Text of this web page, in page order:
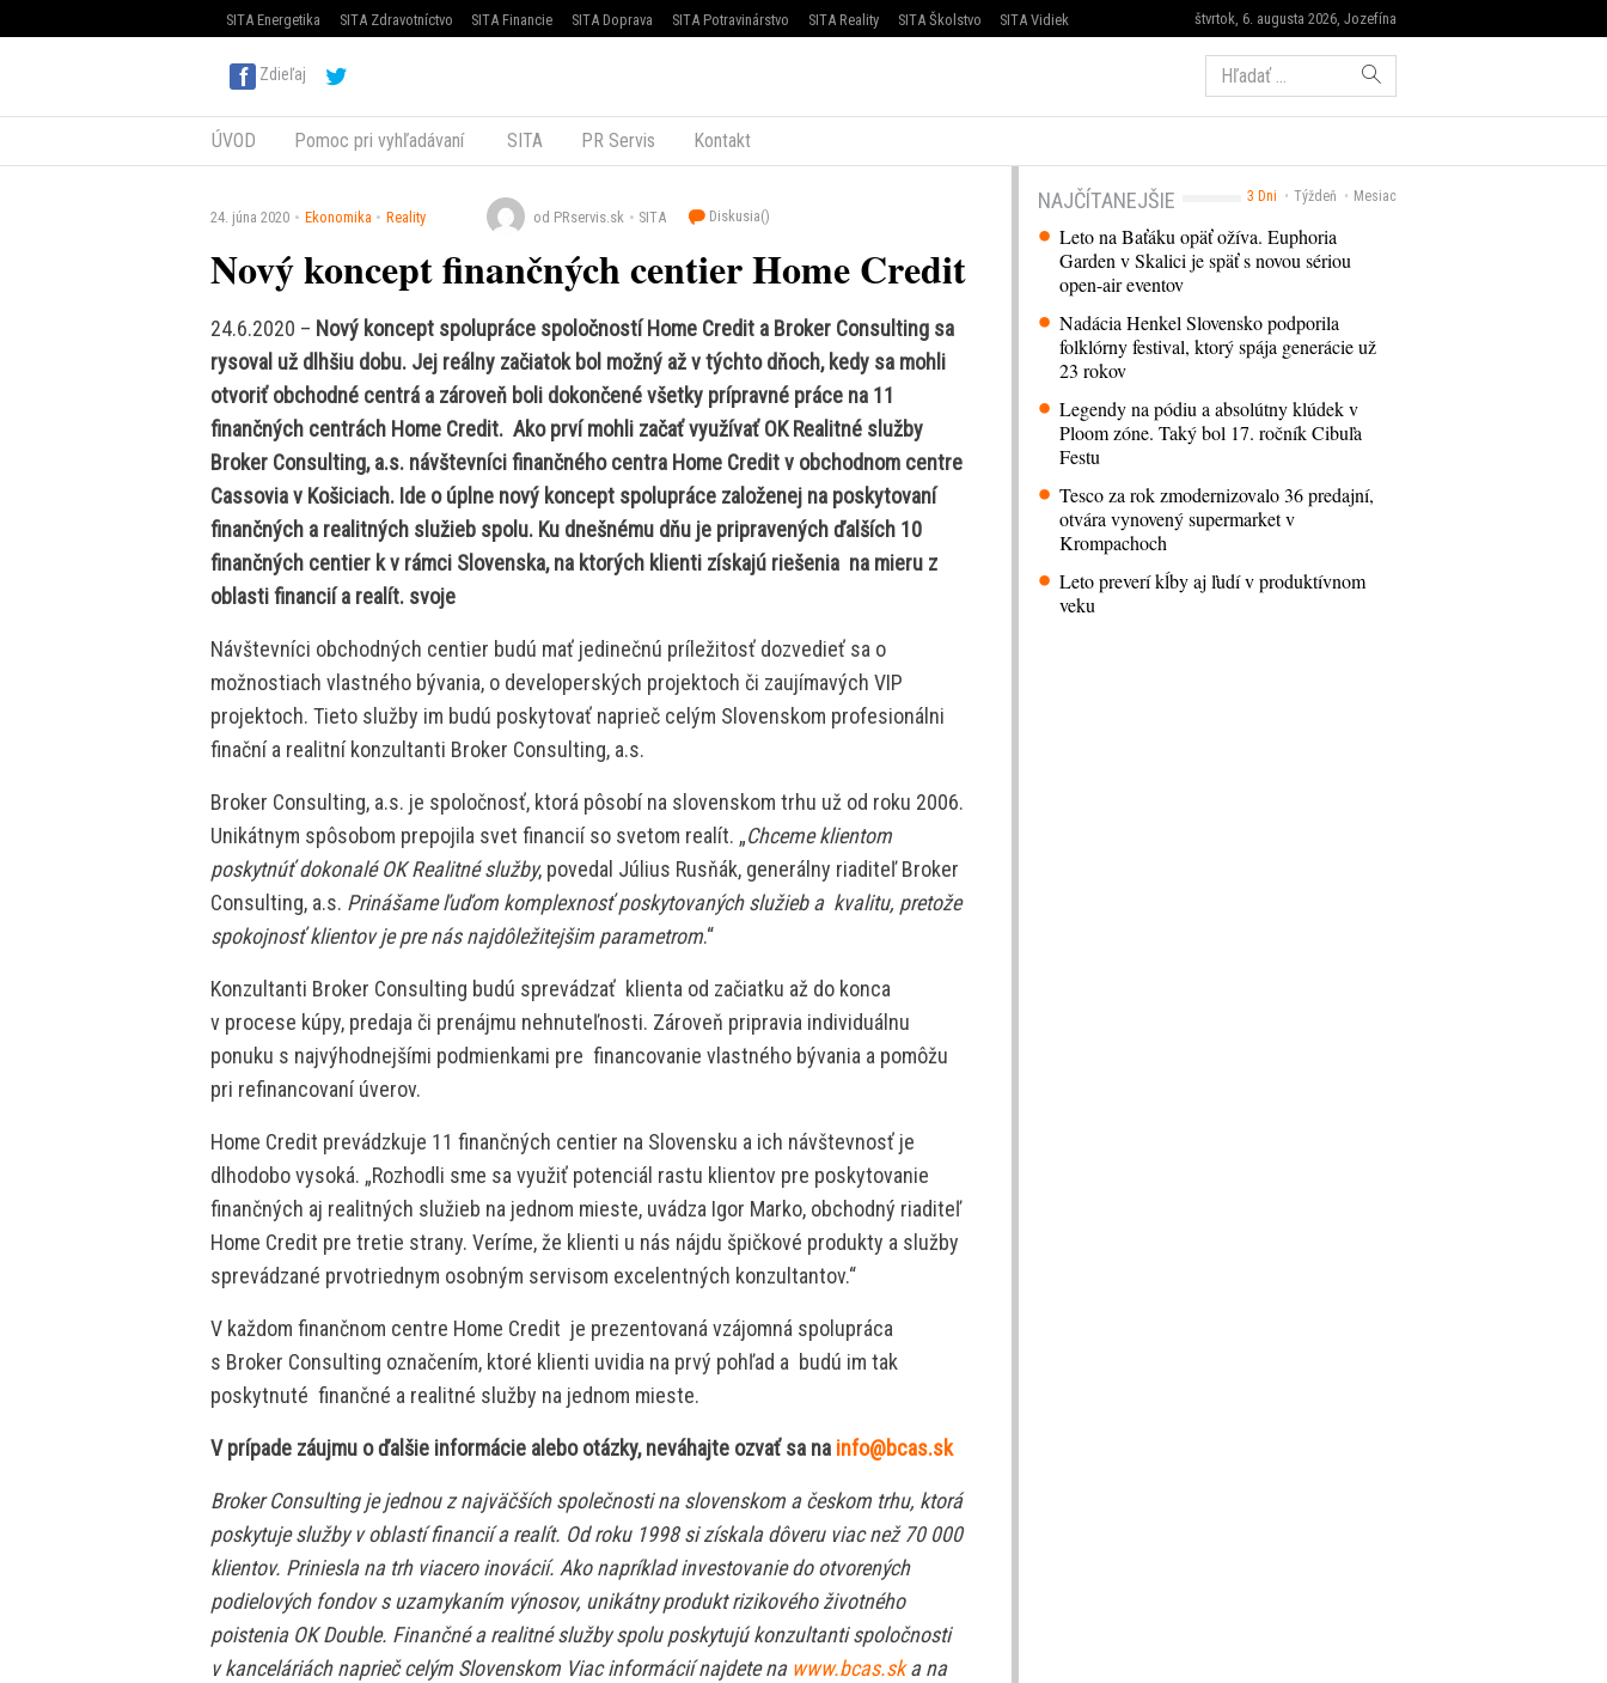
štvrtok, 6. augusta 2026, Jozefína
SITA Energetika SITA Zdravotníctvo SITA Financie SITA Doprava SITA Potravinárstvo SITA Reality SITA Školstvo SITA Vidiek
Zdieľaj Hľadať:
ÚVOD Pomoc pri vyhľadávaní SITA PR Servis Kontakt
24. júna 2020 Ekonomika Reality od PRservis.sk SITA Diskusia()
Nový koncept finančných centier Home Credit
24.6.2020 – Nový koncept spolupráce spoločností Home Credit a Broker Consulting sa
rysoval už dlhšiu dobu. Jej reálny začiatok bol možný až v týchto dňoch, kedy sa mohli
otvoriť obchodné centrá a zároveň boli dokončené všetky prípravné práce na 11
finančných centrách Home Credit. Ako prví mohli začať využívať OK Realitné služby
Broker Consulting, a.s. návštevníci finančného centra Home Credit v obchodnom centre
Cassovia v Košiciach. Ide o úplne nový koncept spolupráce založenej na poskytovaní
finančných a realitných služieb spolu. Ku dnešnému dňu je pripravených ďalších 10
finančných centier k v rámci Slovenska, na ktorých klienti získajú riešenia na mieru z
oblasti financií a realít. svoje
Návštevníci obchodných centier budú mať jedinečnú príležitosť dozvedieť sa o
možnostiach vlastného bývania, o developerských projektoch či zaujímavých VIP
projektoch. Tieto služby im budú poskytovať naprieč celým Slovenskom profesionálni
finační a realitní konzultanti Broker Consulting, a.s.
Broker Consulting, a.s. je spoločnosť, ktorá pôsobí na slovenskom trhu už od roku 2006.
Unikátnym spôsobom prepojila svet financií so svetom realít. „Chceme klientom
poskytnúť dokonalé OK Realitné služby, povedal Július Rusňák, generálny riaditeľ Broker
Consulting, a.s. Prinášame ľuďom komplexnosť poskytovaných služieb a kvalitu, pretože
spokojnosť klientov je pre nás najdôležitejšim parametrom.“
Konzultanti Broker Consulting budú sprevádzať klienta od začiatku až do konca
v procese kúpy, predaja či prenájmu nehnuteľnosti. Zároveň pripravia individuálnu
ponuku s najvýhodnejšími podmienkami pre financovanie vlastného bývania a pomôžu
pri refinancovaní úverov.
Home Credit prevádzkuje 11 finančných centier na Slovensku a ich návštevnosť je
dlhodobo vysoká. „Rozhodli sme sa využiť potenciál rastu klientov pre poskytovanie
finančných aj realitných služieb na jednom mieste, uvádza Igor Marko, obchodný riaditeľ
Home Credit pre tretie strany. Veríme, že klienti u nás nájdu špičkové produkty a služby
sprevádzané prvotriednym osobným servisom excelentných konzultantov.“
V každom finančnom centre Home Credit je prezentovaná vzájomná spolupráca
s Broker Consulting označením, ktoré klienti uvidia na prvý pohľad a budú im tak
poskytnuté finančné a realitné služby na jednom mieste.
V prípade záujmu o ďalšie informácie alebo otázky, neváhajte ozvať sa na info@bcas.sk
Broker Consulting je jednou z najväčších společnosti na slovenskom a českom trhu, ktorá
poskytuje služby v oblastí financií a realít. Od roku 1998 si získala dôveru viac než 70 000
klientov. Priniesla na trh viacero inovácií. Ako napríklad investovanie do otvorených
podielových fondov s uzamykaním výnosov, unikátny produkt rizikového životného
poistenia OK Double. Finančné a realitné služby spolu poskytujú konzultanti spoločnosti
v kanceláriách naprieč celým Slovenskom Viac informácií najdete na www.bcas.ska na
3 Dni Týždeň Mesiac
NAJČÍTANEJŠIE
Leto na Baťáku opäť ožíva. Euphoria
Garden v Skalici je späť s novou sériou
open-air eventov
Nadácia Henkel Slovensko podporila
folklórny festival, ktorý spája generácie už
23 rokov
Legendy na pódiu a absolútny klúdek v
Ploom zóne. Taký bol 17. ročník Cibuľa
Festu
Tesco za rok zmodernizovalo 36 predajní,
otvára vynovený supermarket v
Krompachoch
Leto preverí kĺby aj ľudí v produktívnom
veku